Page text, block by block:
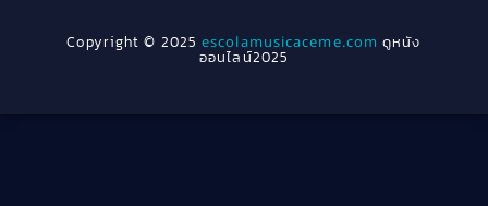
Cult Film(4)
1940
Copyright © 2025escolamusicaceme.com ดูหนัง
ออนไลน์2025